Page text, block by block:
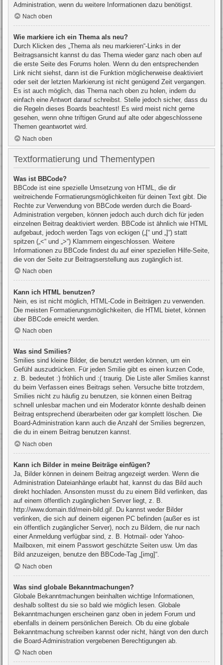
Administration, wenn du weitere Informationen dazu benötigst.
Nach oben
Wie markiere ich ein Thema als neu?
Durch Klicken des „Thema als neu markieren“-Links in der
Beitragsansicht kannst du das Thema wieder ganz nach oben auf
die erste Seite des Forums holen. Wenn du den entsprechenden
Link nicht siehst, dann ist die Funktion möglicherweise deaktiviert
oder seit der letzten Markierung ist nicht genügend Zeit vergangen.
Es ist auch möglich, das Thema nach oben zu holen, indem du
einfach eine Antwort darauf schreibst. Stelle jedoch sicher, dass du
die Regeln dieses Boards beachtest! Es wird meist nicht gerne
gesehen, wenn ohne triftigen Grund auf alte oder abgeschlossene
Themen geantwortet wird.
Nach oben
Textformatierung und Thementypen
Was ist BBCode?
BBCode ist eine spezielle Umsetzung von HTML, die dir
weitreichende Formatierungsmöglichkeiten für deinen Text gibt. Die
Rechte zur Verwendung von BBCode werden durch die Board-
Administration vergeben, können jedoch auch durch dich für jeden
einzelnen Beitrag deaktiviert werden. BBCode ist ähnlich wie HTML
aufgebaut, jedoch werden Tags von eckigen („[“ und „]“) statt
spitzen („<“ und „>“) Klammern eingeschlossen. Weitere
Informationen zu BBCode findest du auf einer speziellen Hilfe-Seite,
die von der Seite zur Beitragserstellung aus zugänglich ist.
Nach oben
Kann ich HTML benutzen?
Nein, es ist nicht möglich, HTML-Code in Beiträgen zu verwenden.
Die meisten Formatierungsmöglichkeiten, die HTML bietet, können
über BBCode erreicht werden.
Nach oben
Was sind Smilies?
Smilies sind kleine Bilder, die benutzt werden können, um ein
Gefühl auszudrücken. Für jeden Smilie gibt es einen kurzen Code,
z. B. bedeutet :) fröhlich und :( traurig. Die Liste aller Smilies kannst
du beim Verfassen eines Beitrags sehen. Versuche bitte trotzdem,
Smilies nicht zu häufig zu benutzen, sie können einen Beitrag
schnell unlesbar machen und ein Moderator könnte deshalb deinen
Beitrag entsprechend überarbeiten oder gar komplett löschen. Die
Board-Administration kann auch die Anzahl der Smilies begrenzen,
die du in einem Beitrag benutzen kannst.
Nach oben
Kann ich Bilder in meine Beiträge einfügen?
Ja, Bilder können in deinem Beitrag angezeigt werden. Wenn die
Administration Dateianhänge erlaubt hat, kannst du das Bild auch
direkt hochladen. Ansonsten musst du zu einem Bild verlinken, das
auf einem öffentlich zugänglichen Server liegt, z. B.
http://www.domain.tld/mein-bild.gif. Du kannst weder Bilder
verlinken, die sich auf deinem eigenen PC befinden (außer es ist
ein öffentlich zugänglicher Server), noch zu Bildern, die nur nach
einer Anmeldung verfügbar sind, z. B. Hotmail- oder Yahoo-
Mailboxen, mit einem Passwort geschützte Seiten usw. Um das
Bild anzuzeigen, benutze den BBCode-Tag „[img]“.
Nach oben
Was sind globale Bekanntmachungen?
Globale Bekanntmachungen beinhalten wichtige Informationen,
deshalb solltest du sie so bald wie möglich lesen. Globale
Bekanntmachungen erscheinen ganz oben in jedem Forum und
ebenfalls in deinem persönlichen Bereich. Ob du eine globale
Bekanntmachung schreiben kannst oder nicht, hängt von den durch
die Board-Administration vergebenen Berechtigungen ab.
Nach oben